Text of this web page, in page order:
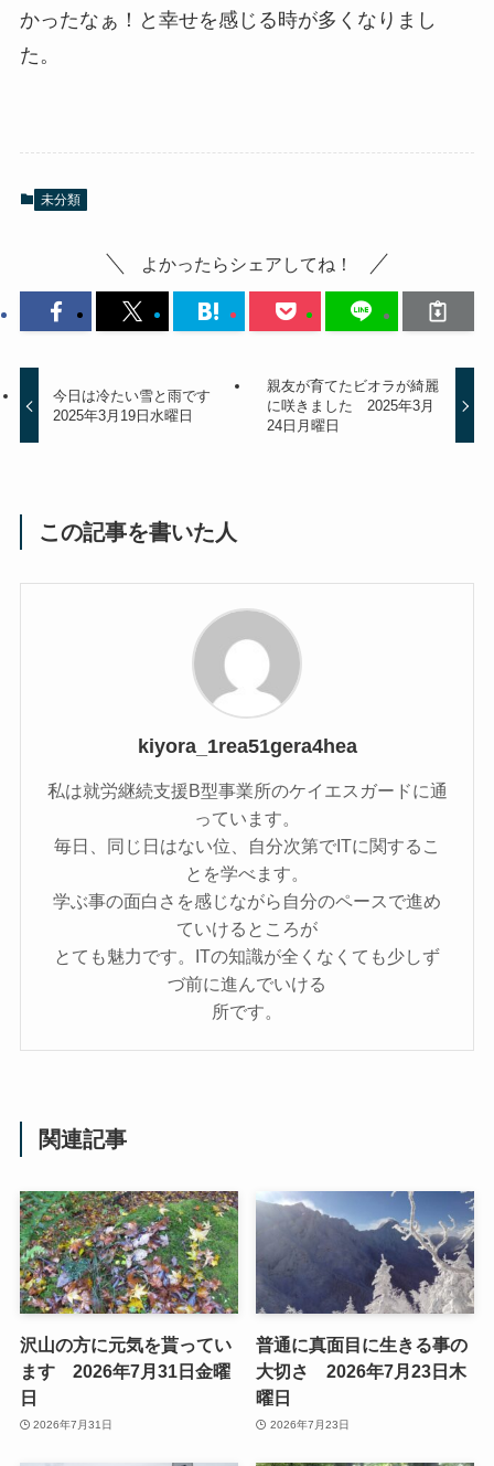
かったなぁ！と幸せを感じる時が多くなりまし
た。
未分類
よかったらシェアしてね！
今日は冷たい雪と雨です
2025年3月19日水曜日
親友が育てたビオラが綺麗
に咲きました 2025年3月
24日月曜日
この記事を書いた人
kiyora_1rea51gera4hea
私は就労継続支援B型事業所のケイエスガードに通
っています。
毎日、同じ日はない位、自分次第でITに関するこ
とを学べます。
学ぶ事の面白さを感じながら自分のペースで進め
ていけるところが
とても魅力です。ITの知識が全くなくても少しず
づ前に進んでいける
所です。
関連記事
沢山の方に元気を貰ってい
ます 2026年7月31日金曜
日
2026年7月31日
普通に真面目に生きる事の
大切さ 2026年7月23日木
曜日
2026年7月23日